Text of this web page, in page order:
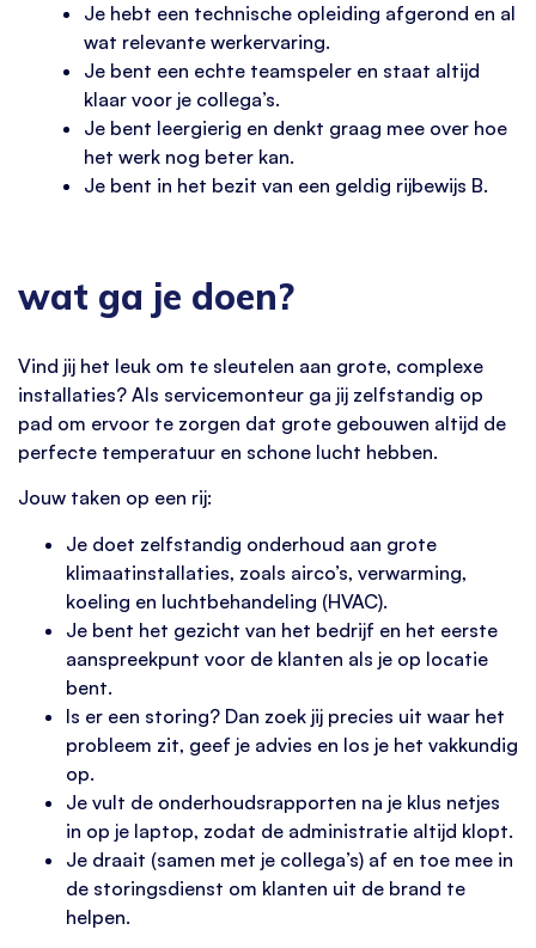
Je hebt een technische opleiding afgerond en al
wat relevante werkervaring.
Je bent een echte teamspeler en staat altijd
klaar voor je collega’s.
Je bent leergierig en denkt graag mee over hoe
het werk nog beter kan.
Je bent in het bezit van een geldig rijbewijs B.
wat ga je doen?
Vind jij het leuk om te sleutelen aan grote, complexe
installaties? Als servicemonteur ga jij zelfstandig op
pad om ervoor te zorgen dat grote gebouwen altijd de
perfecte temperatuur en schone lucht hebben.
Jouw taken op een rij:
Je doet zelfstandig onderhoud aan grote
klimaatinstallaties, zoals airco’s, verwarming,
koeling en luchtbehandeling (HVAC).
Je bent het gezicht van het bedrijf en het eerste
aanspreekpunt voor de klanten als je op locatie
bent.
Is er een storing? Dan zoek jij precies uit waar het
probleem zit, geef je advies en los je het vakkundig
op.
Je vult de onderhoudsrapporten na je klus netjes
in op je laptop, zodat de administratie altijd klopt.
Je draait (samen met je collega’s) af en toe mee in
de storingsdienst om klanten uit de brand te
helpen.